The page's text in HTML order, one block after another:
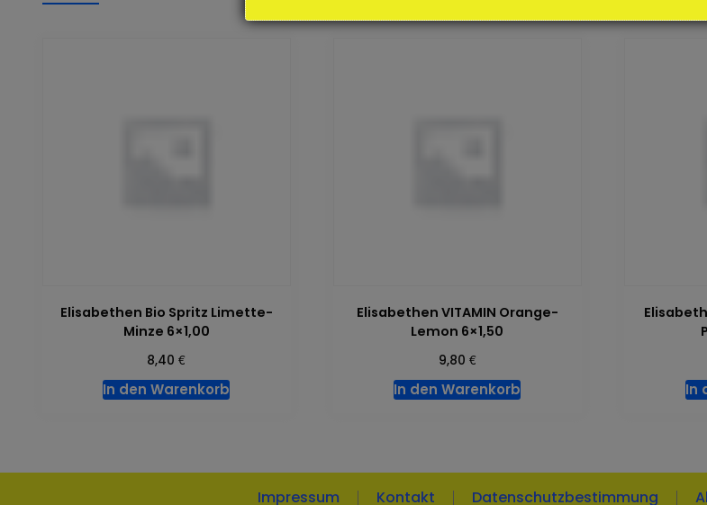
Elisabethen Bio Spritz Limette-
Minze 6×1,00
8,40€
In den Warenkorb
Elisabethen VITAMIN Orange-
Lemon 6×1,50
9,80 €
In den Warenkorb In
Impressum Kontakt Datenschutzbestimmung